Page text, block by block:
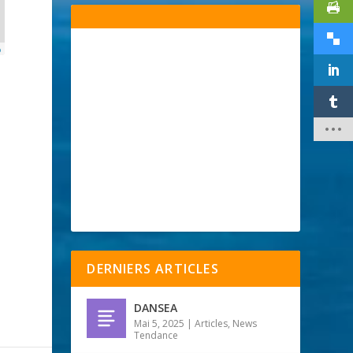
DERNIERS ARTICLES
DANSEA
Mai 5, 2025 |Articles, News
Tendance